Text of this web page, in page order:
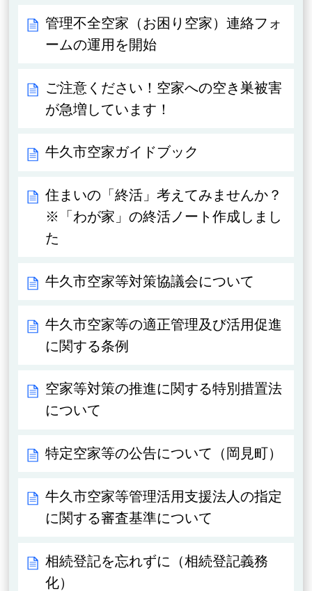
管理不全空家（お困り空家）連絡フォ
ームの運用を開始
ご注意ください！空家への空き巣被害
が急増しています！
牛久市空家ガイドブック
住まいの「終活」考えてみませんか？
※「わが家」の終活ノート作成しまし
た
牛久市空家等対策協議会について
牛久市空家等の適正管理及び活用促進
に関する条例
空家等対策の推進に関する特別措置法
について
特定空家等の公告について（岡見町）
牛久市空家等管理活用支援法人の指定
に関する審査基準について
相続登記を忘れずに（相続登記義務
化）